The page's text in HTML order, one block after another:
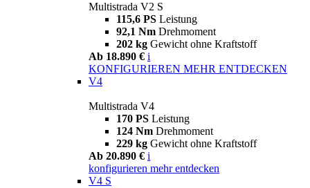
Multistrada V2 S
115,6 PS Leistung
92,1 Nm Drehmoment
202 kg Gewicht ohne Kraftstoff
Ab 18.890 € i
KONFIGURIEREN MEHR ENTDECKEN
V4
Multistrada V4
170 PS Leistung
124 Nm Drehmoment
229 kg Gewicht ohne Kraftstoff
Ab 20.890 € i
konfigurieren mehr entdecken
V4 S